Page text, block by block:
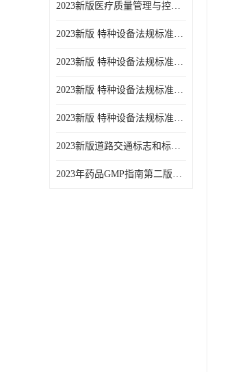
2023新版医疗质量管理与控制指标汇编5.0版
2023新版 特种设备法规标准手册 机电类标准客运索道卷
2023新版 特种设备法规标准手册 机电类标准游乐设施卷
2023新版 特种设备法规标准手册 安全技术规范卷共三本
2023新版 特种设备法规标准手册 机电类标准电梯卷 共两本
2023新版道路交通标志和标线手册
2023年药品GMP指南第二版全6册